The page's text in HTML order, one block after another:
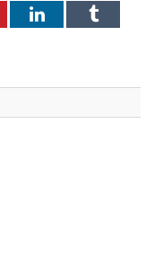
LinkedInTumblr